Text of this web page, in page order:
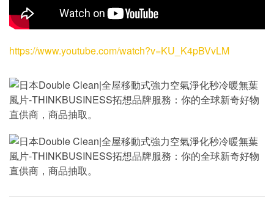
https://www.youtube.com/watch?v=KU_K4pBVvLM